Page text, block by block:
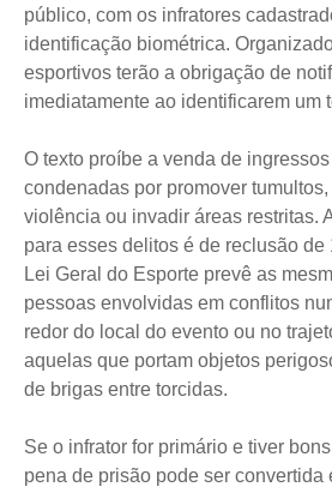
público, com os infratores
identificação biométrica.
esportivos terão a obrigação de
imediatamente ao identificarem um
O texto proíbe a venda de
condenadas por promover
violência ou invadir áreas restritas.
para esses delitos é de reclusão de
Lei Geral do Esporte prevê as
pessoas envolvidas em conflitos
redor do local do evento ou no
aquelas que portam objetos
de brigas entre torcidas.
Se o infrator for primário e tiver
pena de prisão pode ser convertida